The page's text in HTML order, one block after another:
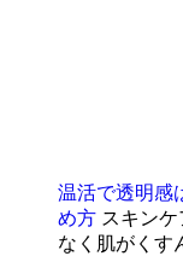
温活で透明感
め方 スキン
なく肌がくす